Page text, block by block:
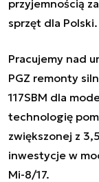
przyjemnością
sprzęt dla Polski.
Pracujemy nad
PGZ remonty
117SBM dla
technologię
zwiększonej z
inwestycje w
Mi-8/17.